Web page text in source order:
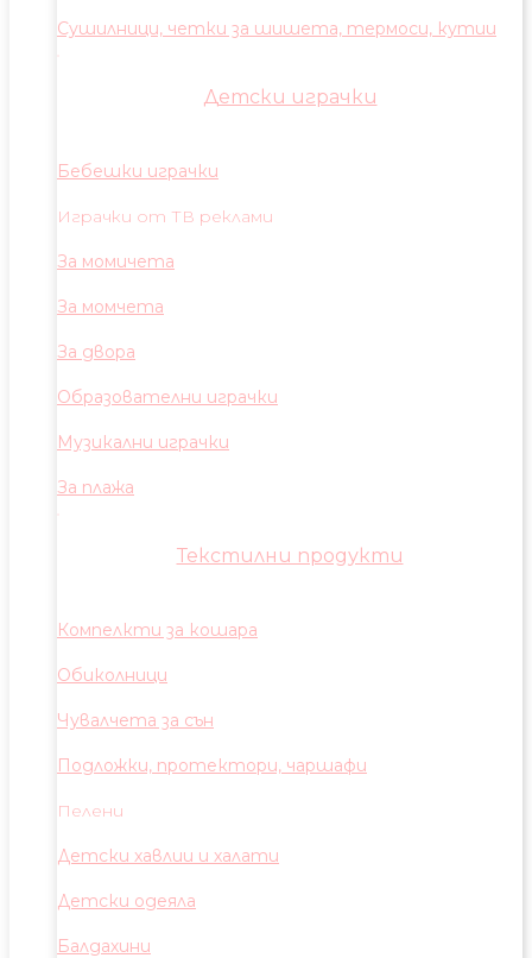
Сушилници, четки за шишета, термоси, кутии
Детски играчки
Бебешки играчки
Играчки от ТВ реклами
За момичета
За момчета
За двора
Образователни играчки
Музикални играчки
За плажа
Текстилни продукти
Компелкти за кошара
Обиколници
Чувалчета за сън
Подложки, протектори, чаршафи
Пелени
Детски хавлии и халати
Детски одеяла
Балдахини